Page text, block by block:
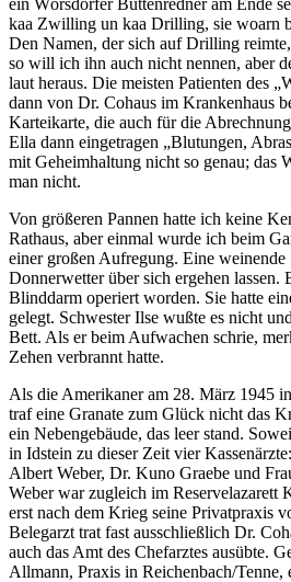
kaa Zwilling un kaa Drilling, sie woarn
Den Namen, der sich auf Drilling
so will ich ihn auch nicht nennen, aber
laut heraus. Die meisten Patienten des
dann von Dr. Cohaus im Krankenhaus
Karteikarte, die auch für die
Ella dann eingetragen „Blutungen,
mit Geheimhaltung nicht so genau; das
man nicht.
Von größeren Pannen hatte ich keine
Rathaus, aber einmal wurde ich beim
einer großen Aufregung. Eine
Donnerwetter über sich ergehen lassen.
Blinddarm operiert worden. Sie hatte
gelegt. Schwester Ilse wußte es nicht
Bett. Als er beim Aufwachen schrie,
Zehen verbrannt hatte.
Als die Amerikaner am 28. März 1945
traf eine Granate zum Glück nicht das
ein Nebengebäude, das leer stand.
in Idstein zu dieser Zeit vier
Albert Weber, Dr. Kuno Graebe und
Weber war zugleich im Reservelazarett
erst nach dem Krieg seine Privatpraxis
Belegarzt trat fast ausschließlich Dr.
auch das Amt des Chefarztes ausübte.
Allmann, Praxis in Reichenbach/Tenne,